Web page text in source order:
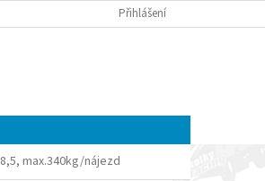
| ČTYŘKOLKY4U OBCHODNÍ PODMÍNKY
Přihlášení
max.340kg/nájezd